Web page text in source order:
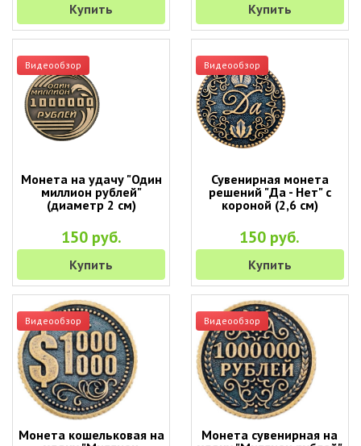
Купить Купить
Видеообзор
Монета на удачу "Один
миллион рублей"
(диаметр 2 см)
150 руб.
Купить
Видеообзор
Сувенирная монета
решений "Да - Нет" с
короной (2,6 см)
150 руб.
Купить
Видеообзор
Монета кошельковая на
Видеообзор
Монета сувенирная на